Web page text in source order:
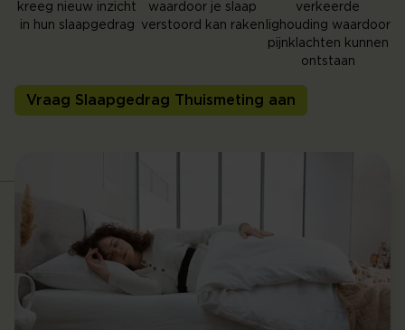
kreeg nieuw inzicht
in hun slaapgedrag
waardoor je slaap
verstoord kan raken
verkeerde
lighouding waardoor
pijnklachten kunnen
ontstaan
Vraag Slaapgedrag Thuismeting aan